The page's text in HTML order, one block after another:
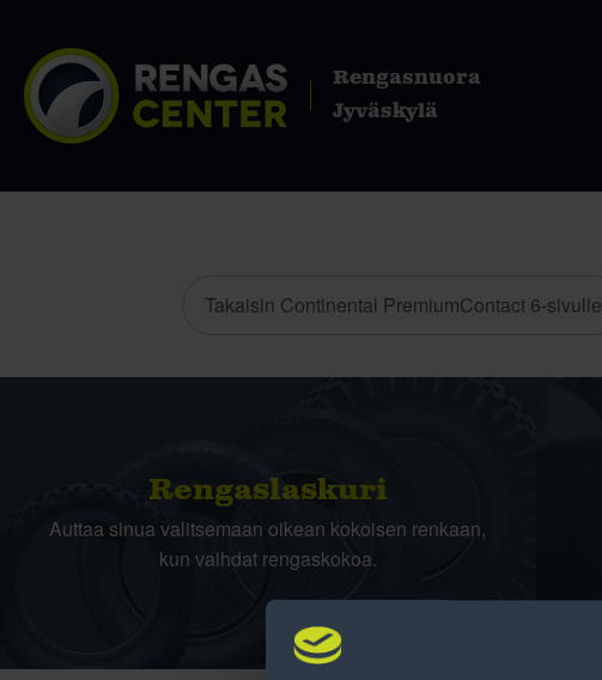
Rengasnuora
Jyväskylä
Takaisin Continental PremiumContact 6-sivulle
Rengas­laskuri
Auttaa sinua valitsemaan oikean kokoisen renkaan,
kun vaihdat rengaskokoa.